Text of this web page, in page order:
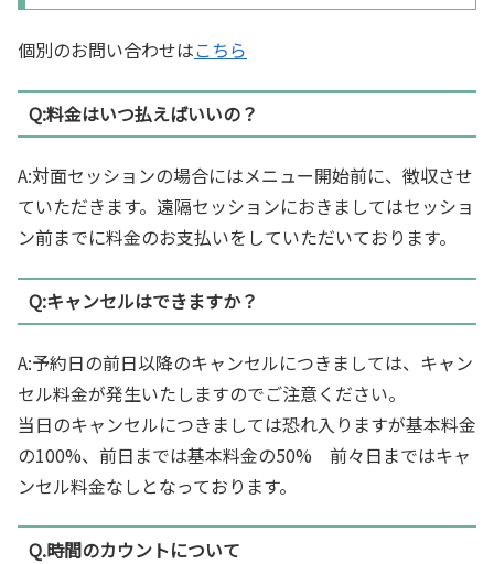
個別のお問い合わせはこちら
Q:料金はいつ払えばいいの？
A:対面セッションの場合にはメニュー開始前に、徴収させ
ていただきます。遠隔セッションにおきましてはセッショ
ン前までに料金のお支払いをしていただいております。
Q:キャンセルはできますか？
A:予約日の前日以降のキャンセルにつきましては、キャン
セル料金が発生いたしますのでご注意ください。
当日のキャンセルにつきましては恐れ入りますが基本料金
の100%、前日までは基本料金の50% 前々日まではキャ
ンセル料金なしとなっております。
Q.時間のカウントについて